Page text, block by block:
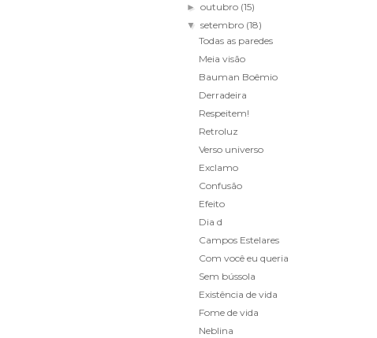
►outubro (15)
▼setembro (18)
Todas as paredes
Meia visão
Bauman Boêmio
Derradeira
Respeitem!
Retroluz
Verso universo
Exclamo
Confusão
Efeito
Dia d
Campos Estelares
Com você eu queria
Sem bússola
Existência de vida
Fome de vida
Neblina